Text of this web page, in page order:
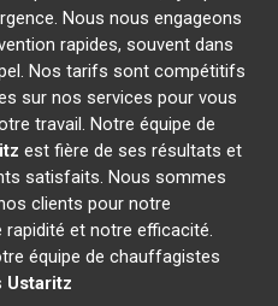
Nous nous engageons
rapides, souvent dans
Nos tarifs sont compétitifs
sur nos services pour vous
travail. Notre équipe de
est fière de ses résultats et
satisfaits. Nous sommes
clients pour notre
et notre efficacité.
équipe de chauffagistes
Ustaritz